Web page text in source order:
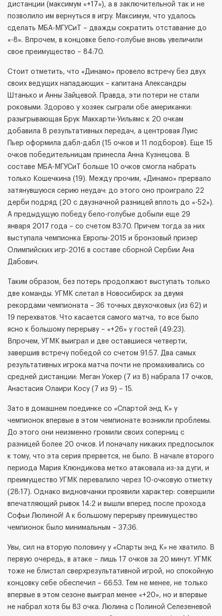
дистанции (максимум «+17»), а в заключительной так и не
позволило им вернуться в игру. Максимум, что удалось
сделать МБА-МГУСиТ – дважды сократить отставание до
«-8». Впрочем, в концовке бело-голубые вновь увеличили
свое преимущество – 84:70.
Стоит отметить, что «Динамо» провело встречу без двух
своих ведущих нападающих – капитана Александры
Штанько и Анны Зайцевой. Правда, эти потери не стали
роковыми. Здорово у хозяек сыграли обе американки:
разыгрывающая Брук Маккарти-Уильямс к 20 очкам
добавила 8 результативных передач, а центровая Луис
Пьер оформила дабл-дабл (15 очков и 11 подборов). Еще 15
очков победительницам принесла Анна Кузнецова. В
составе МБА-МГУСиТ больше 10 очков смогла набрать
только Кошечкина (19). Между прочим, «Динамо» прервало
затянувшуюся серию неудач: до этого оно проиграло 22
дерби подряд (20 с двузначной разницей вплоть до «-52»).
А предыдущую победу бело-голубые добыли еще 29
января 2017 года – со счетом 83:70. Причем тогда за них
выступала чемпионка Европы-2015 и бронзовый призер
Олимпийских игр-2016 в составе сборной Сербии Ана
Дабович.
Таким образом, без потерь продолжают выступать только
две команды. УГМК слетал в Новосибирск за двумя
рекордами чемпионата – 36 точных двухочковых (из 62) и
19 перехватов. Что касается самого матча, то все было
ясно к большому перерыву – «+26» у гостей (49:23).
Впрочем, УГМК выиграл и две оставшиеся четверти,
завершив встречу победой со счетом 91:57. Два самых
результативных игрока матча почти не промахивались со
средней дистанции: Меган Уокер (7 из 8) набрала 17 очков,
Анастасия Олаири Косу (7 из 9) – 15.
Зато в домашнем поединке со «Спартой энд К» у
чемпионок впервые в этом чемпионате возникли проблемы.
До этого они неизменно громили своих соперниц с
разницей более 20 очков. И поначалу никаких предпосылок
к тому, что эта серия прервется, не было. В начале второго
периода Мария Клюндикова метко атаковала из-за дуги, и
преимущество УГМК перевалило через 10-очковую отметку
(28:17). Однако видновчанки проявили характер: совершили
впечатляющий рывок 14:2 и вышли вперед после прохода
Софьи Люлиной! А к большому перерыву преимущество
чемпионок было минимальным – 37:36.
Увы, сил на вторую половину у «Спарты энд К» не хватило. В
первую очередь, в атаке – лишь 17 очков за 20 минут. УГМК
тоже не блистал сверхрезультативной игрой, но спокойную
концовку себе обеспечил – 66:53. Тем не менее, не только
впервые в этом сезоне выиграл менее «+20», но и впервые
не набрал хотя бы 83 очка. Люлина с Полиной Селезеневой